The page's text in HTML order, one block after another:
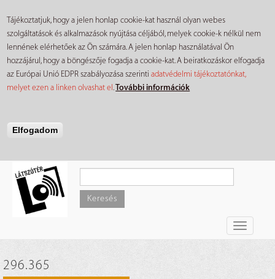
Tájékoztatjuk, hogy a jelen honlap cookie-kat használ olyan webes
szolgáltatások és alkalmazások nyújtása céljából, melyek cookie-k nélkül nem
lennének elérhetőek az Ön számára. A jelen honlap használatával Ön
hozzájárul, hogy a böngészője fogadja a cookie-kat. A beiratkozáskor elfogadja
az Európai Unió EDPR szabályozása szerintiadatvédelmi tájékoztatónkat,
melyet ezen a linken olvashat el.További információk
Elfogadom
tartalomra
Keresés
Toggle
296.365